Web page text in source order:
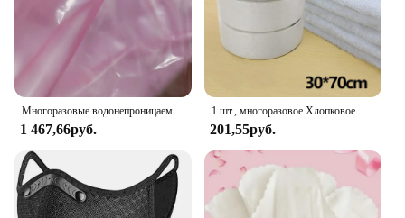
Многоразовые водонепроницаемые подгузники из ПВХ для взрослых большого размера из ТПУ пальто водонепроницаемые подгузники для брюк недержания пластиковые супер прозрачные
1 467,66руб.
1 шт., многоразовое Хлопковое полотенце, 30-100 см
201,55руб.